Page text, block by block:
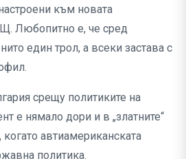
към новата
Любопитно е, че сред
един трол, а всеки застава с
срещу политиките на
е нямало дори и в „златните“
автиамериканската
политика.